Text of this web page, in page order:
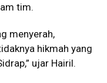
tim.
menyerah,
hikmah yang
ujar Hairil.